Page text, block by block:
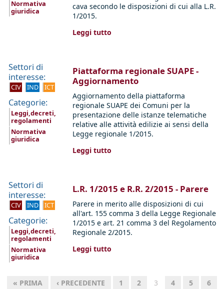
Normativa
giuridica
cava secondo le disposizioni di cui alla L.R.
1/2015.
Leggi tutto
Settori di
interesse:
CIV IND ICT
Categorie:
Leggi,decreti,
regolamenti
Normativa
giuridica
Piattaforma regionale SUAPE -
Aggiornamento
Aggiornamento della piattaforma
regionale SUAPE dei Comuni per la
presentazione delle istanze telematiche
relative alle attività edilizie ai sensi della
Legge regionale 1/2015.
Leggi tutto
Settori di
interesse:
CIV IND ICT
Categorie:
Leggi,decreti,
regolamenti
Normativa
giuridica
L.R. 1/2015 e R.R. 2/2015 - Parere
Parere in merito alle disposizioni di cui
all'art. 155 comma 3 della Legge Regionale
1/2015 e art. 21 comma 3 del Regolamento
Regionale 2/2015.
Leggi tutto
« PRIMA ‹ PRECEDENTE 1 2 3 4 5
6